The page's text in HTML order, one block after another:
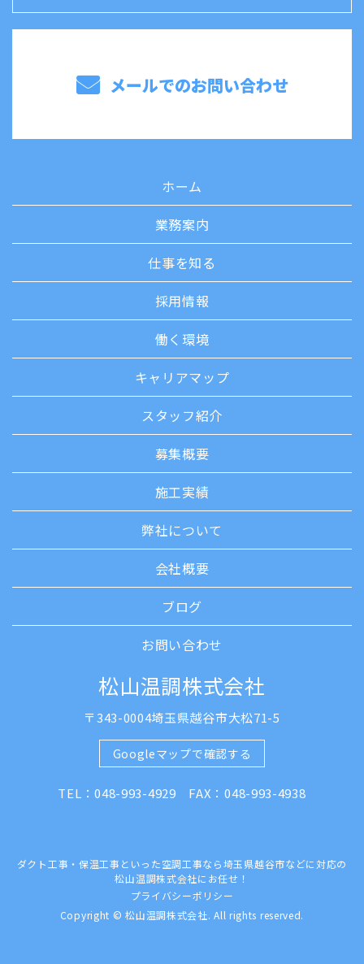
メールでのお問い合わせ
ホーム
業務案内
仕事を知る
採用情報
働く環境
キャリアマップ
スタッフ紹介
募集概要
施工実績
弊社について
会社概要
ブログ
お問い合わせ
松山温調株式会社
〒343-0004埼玉県越谷市大松71-5
Googleマップで確認する
TEL：048-993-4929 FAX：048-993-4938
ダクト工事・保温工事といった空調工事なら埼玉県越谷市などに対応の
松山温調株式会社にお任せ！
プライバシーポリシー
Copyright © 松山温調株式会社. All rights reserved.